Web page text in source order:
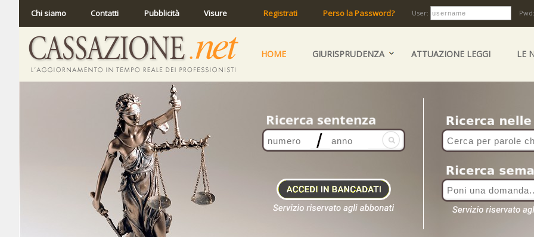
Chi siamo Contatti Pubblicità Visure Registrati Perso la Password? User:
HOME GIURISPRUDENZA ATTUAZIONE LEGGI LE